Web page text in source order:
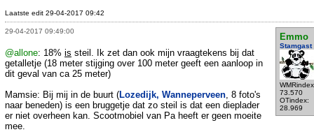
Laatste edit 29-04-2017 09:42
29-04-2017 09:49:00
Emmo
Stamgast
73.570
OTindex:
28.969
@allone: 18% is steil. Ik zet dan ook mijn vraagtekens bij dat
getalletje (18 meter stijging over 100 meter geeft een aanloop in
dit geval van ca 25 meter)
Mamsie: Bij mij in de buurt (Lozedijk, Wanneperveen , 8 foto's
naar beneden) is een bruggetje dat zo steil is dat een dieplader
er niet overheen kan. Scootmobiel van Pa heeft er geen moeite
mee.